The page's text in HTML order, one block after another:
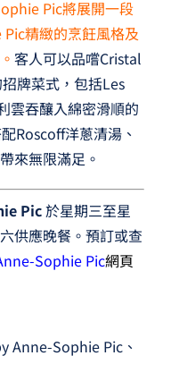
Pic將展開一段
精緻的烹飪風格及
客人可以品嚐Cristal
牌菜式，包括Les
雲吞釀入綿密滑順的
Roscoff洋蔥清湯、
來無限滿足。
Pic於星期三至星
供應晚餐。預訂或查
Sophie Pic網頁
Anne-Sophie Pic、